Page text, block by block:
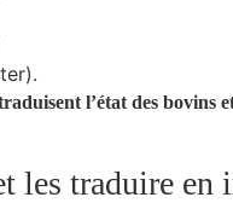
l’état des bovins
les traduire en